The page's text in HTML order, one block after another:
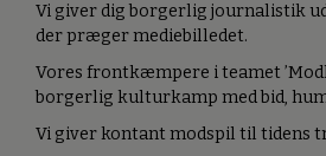
Vi giver dig borgerlig journalistik
der præger mediebilledet.
Vores frontkæmpere i teamet
borgerlig kulturkamp med bid,
Vi giver kontant modspil til tidens